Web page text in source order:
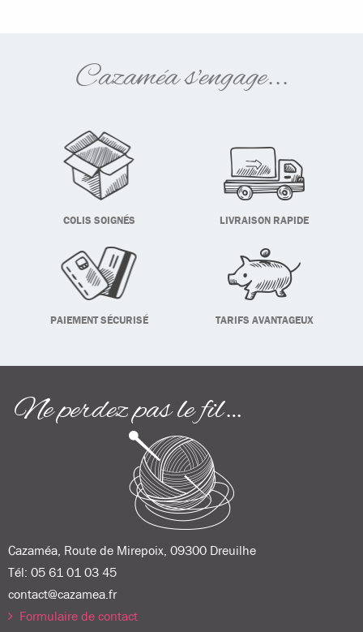
Cazaméa s'engage...
COLIS SOIGNÉS LIVRAISON RAPIDE
PAIEMENT SÉCURISÉ TARIFS AVANTAGEUX
Ne perdez pas le fil…
Cazaméa, Route de Mirepoix, 09300 Dreuilhe
Tél: 05 61 01 03 45
contact@cazamea.fr
Formulaire de contact